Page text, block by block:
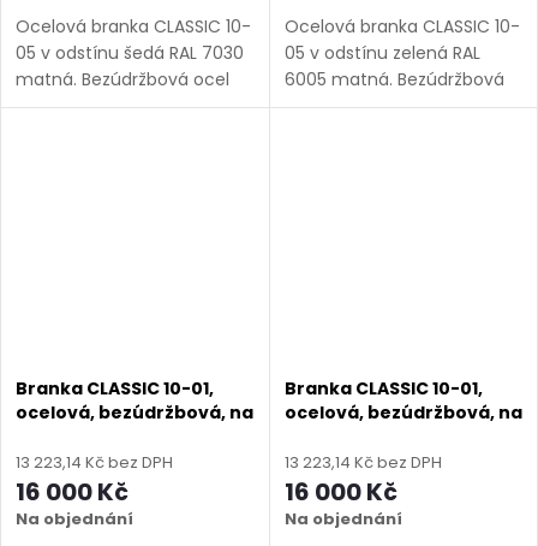
Ocelová branka CLASSIC 10-
05 v odstínu šedá RAL 7030
matná. Bezúdržbová ocel
(žárový zinek + práškový
Ocelová branka CLASSIC 10-
05 v odstínu zelená RAL
6005 matná. Bezúdržbová
ocel (žárový zinek +
Branka CLASSIC 10-01,
ocelová, bezúdržbová, na
výška 1000–1950 mm),
antracit RAL 7016 matná
13 223,14 Kč bez DPH
16 000 Kč
Na objednání
Branka CLASSIC 10-01,
ocelová, bezúdržbová, na
výška 1000–1950 mm),
černá RAL 9005 matná
13 223,14 Kč bez DPH
16 000 Kč
Na objednání